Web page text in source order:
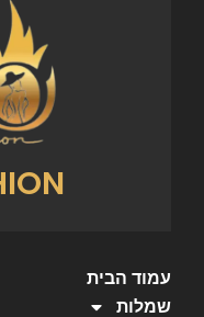
עמוד הבית
שמלות